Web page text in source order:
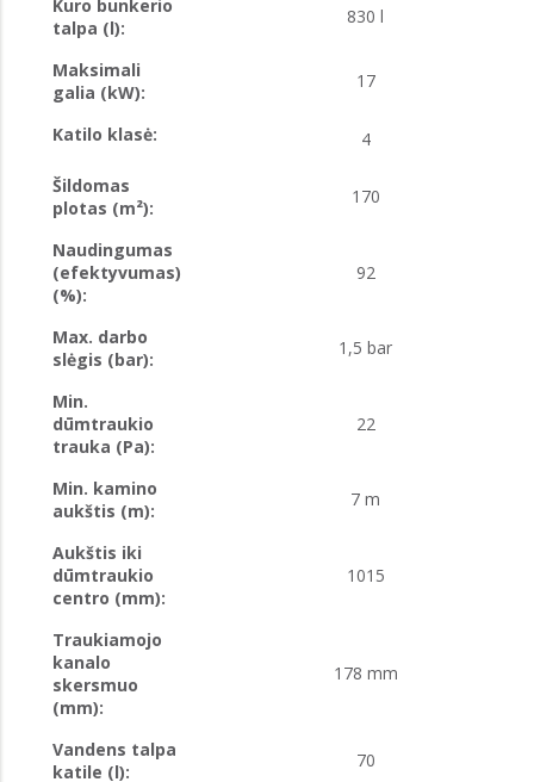
Kuro bunkerio
talpa (l):
830 l
Maksimali
galia (kW):
17
Katilo klasė: 4
Šildomas
plotas (m²):
170
Naudingumas
(efektyvumas)
(%):
92
Max. darbo
slėgis (bar):
1,5 bar
Min.
dūmtraukio
trauka (Pa):
22
Min. kamino
aukštis (m):
7 m
Aukštis iki
dūmtraukio
centro (mm):
1015
Traukiamojo
kanalo
skersmuo
(mm):
178 mm
Vandens talpa
katile (l):
70